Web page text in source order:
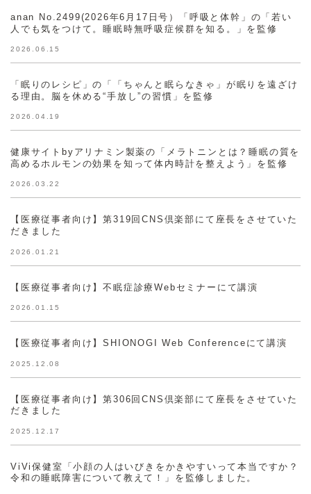
anan No.2499(2026年6月17日号）「呼吸と体幹」の「若い
人でも気をつけて。睡眠時無呼吸症候群を知る。」を監修
2026.06.15
「眠りのレシピ」の「「ちゃんと眠らなきゃ」が眠りを遠ざけ
る理由。脳を休める“手放し”の習慣」を監修
2026.04.19
健康サイトbyアリナミン製薬の「メラトニンとは？睡眠の質を
高めるホルモンの効果を知って体内時計を整えよう」を監修
2026.03.22
【医療従事者向け】第319回CNS倶楽部にて座長をさせていた
だきました
2026.01.21
【医療従事者向け】不眠症診療Webセミナーにて講演
2026.01.15
【医療従事者向け】SHIONOGI Web Conferenceにて講演
2025.12.08
【医療従事者向け】第306回CNS倶楽部にて座長をさせていた
だきました
2025.12.17
ViVi保健室「小顔の人はいびきをかきやすいって本当ですか？
令和の睡眠障害について教えて！」を監修しました。